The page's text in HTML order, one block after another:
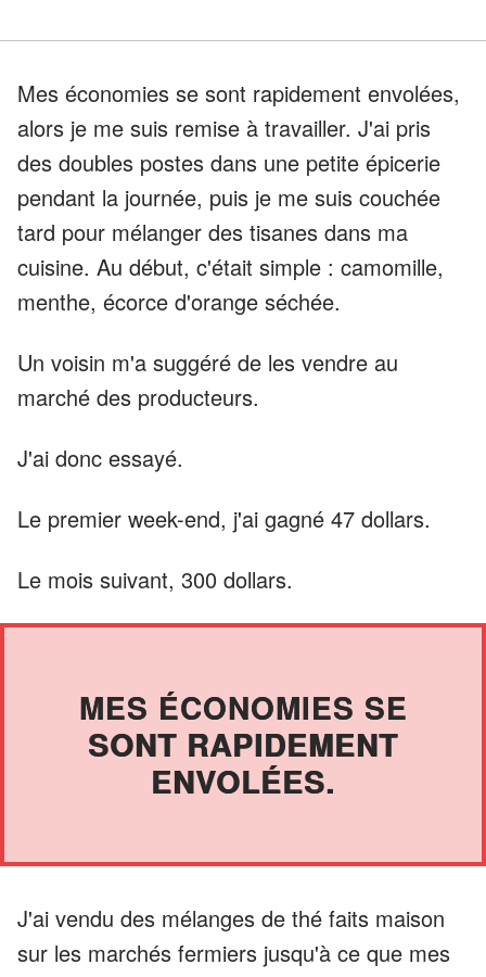
Mes économies se sont rapidement envolées,
alors je me suis remise à travailler. J'ai pris
des doubles postes dans une petite épicerie
pendant la journée, puis je me suis couchée
tard pour mélanger des tisanes dans ma
cuisine. Au début, c'était simple : camomille,
menthe, écorce d'orange séchée.
Un voisin m'a suggéré de les vendre au
marché des producteurs.
J'ai donc essayé.
Le premier week-end, j'ai gagné 47 dollars.
Le mois suivant, 300 dollars.
MES ÉCONOMIES SE
SONT RAPIDEMENT
ENVOLÉES.
J'ai vendu des mélanges de thé faits maison
sur les marchés fermiers jusqu'à ce que mes